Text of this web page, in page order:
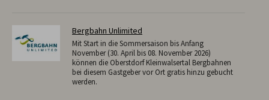
Bergbahn Unlimited
Mit Start in die Sommersaison bis Anfang
November (30. April bis 08. November 2026)
können die Oberstdorf Kleinwalsertal Bergbahnen
bei diesem Gastgeber vor Ort gratis hinzu gebucht
werden.